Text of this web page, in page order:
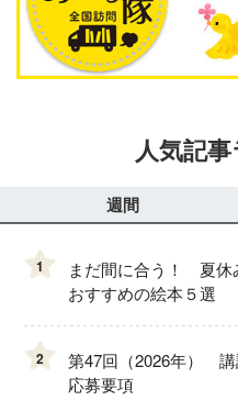
人気記
週間
1
まだ間に合う！ 夏休
おすすめの絵本５選
2
第47回（2026年）
応募要項